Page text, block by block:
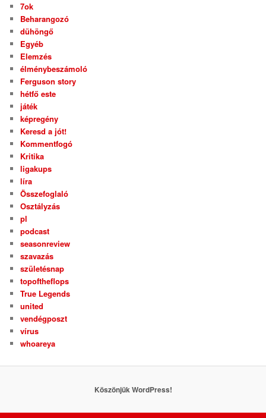
7ok
Beharangozó
dühöngő
Egyéb
Elemzés
élménybeszámoló
Ferguson story
hétfő este
játék
képregény
Keresd a jót!
Kommentfogó
Kritika
ligakups
líra
Összefoglaló
Osztályzás
pl
podcast
seasonreview
szavazás
születésnap
topoftheflops
True Legends
united
vendégposzt
vírus
whoareya
Köszönjük WordPress!